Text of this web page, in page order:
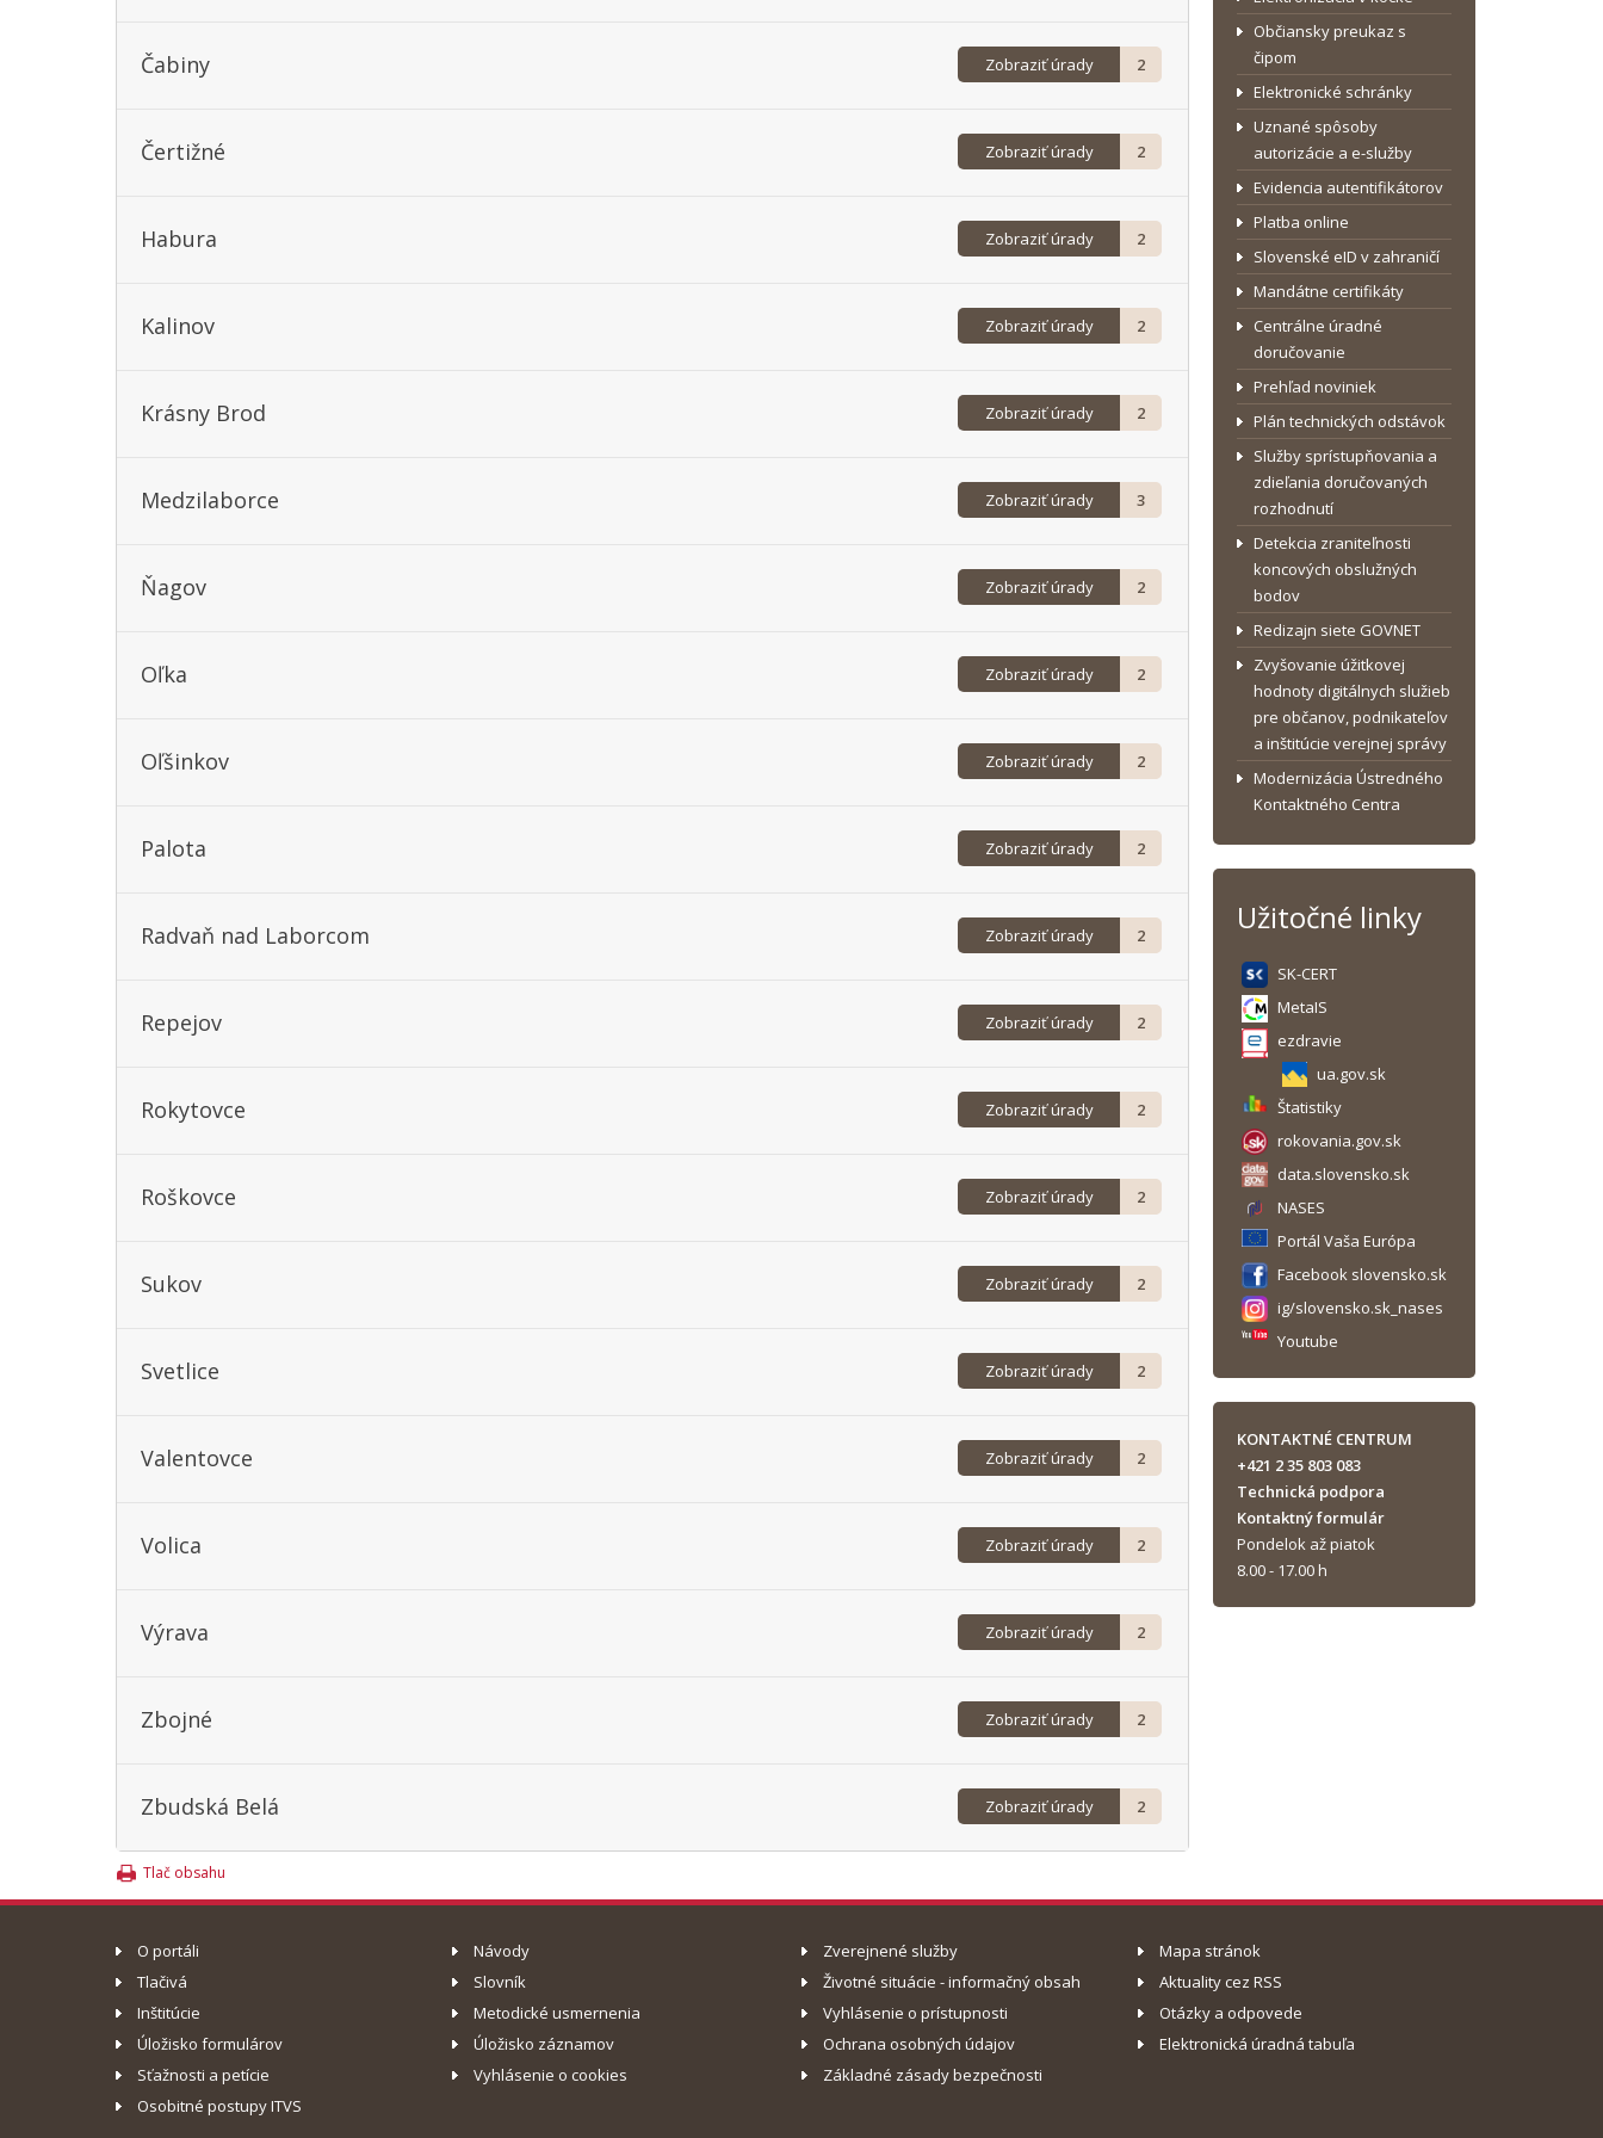
Vranov nad Topľou
Čabiny Zobraziť úrady 2
Čertižné Zobraziť úrady 2
Habura Zobraziť úrady 2
Kalinov Zobraziť úrady 2
Krásny Brod Zobraziť úrady 2
Medzilaborce Zobraziť úrady 3
Ňagov Zobraziť úrady 2
Oľka Zobraziť úrady 2
Oľšinkov Zobraziť úrady 2
Palota Zobraziť úrady 2
Radvaň nad Laborcom Zobraziť úrady 2
Repejov Zobraziť úrady 2
Rokytovce Zobraziť úrady 2
Roškovce Zobraziť úrady 2
Sukov Zobraziť úrady 2
Svetlice Zobraziť úrady 2
Valentovce Zobraziť úrady 2
Volica Zobraziť úrady 2
Výrava Zobraziť úrady 2
Zbojné Zobraziť úrady 2
Zbudská Belá Zobraziť úrady 2
Občiansky preukaz s
čipom
Elektronické schránky
Uznané spôsoby
autorizácie a e-služby
Evidencia autentifikátorov
Platba online
Slovenské eID v zahraničí
Mandátne certifikáty
Centrálne úradné
doručovanie
Prehľad noviniek
Plán technických odstávok
Služby sprístupňovania a
zdieľania doručovaných
rozhodnutí
Detekcia zraniteľnosti
koncových obslužných
bodov
Redizajn siete GOVNET
Zvyšovanie úžitkovej
hodnoty digitálnych služieb
pre občanov, podnikateľov
a inštitúcie verejnej správy
Modernizácia Ústredného
Kontaktného Centra
Užitočné linky
SK-CERT
MetaIS
ezdravie
ua.gov.sk
Štatistiky
rokovania.gov.sk
data.slovensko.sk
NASES
Portál Vaša Európa
Facebook slovensko.sk
ig/slovensko.sk_nases
Youtube
KONTAKTNÉ CENTRUM
+421 2 35 803 083
Technická podpora
Kontaktný formulár
Pondelok až piatok
8.00 - 17.00 h
Tlač obsahu
O portáli
Návody
Tlačivá
Slovník
Inštitúcie
Metodické usmernenia
Úložisko formulárov
Úložisko záznamov
Sťažnosti a petície
Vyhlásenie o cookies
Osobitné postupy ITVS
Zverejnené služby
Mapa stránok
Životné situácie - informačný obsah
Aktuality cez RSS
Vyhlásenie o prístupnosti
Otázky a odpovede
Ochrana osobných údajov
Elektronická úradná tabuľa
Základné zásady bezpečnosti